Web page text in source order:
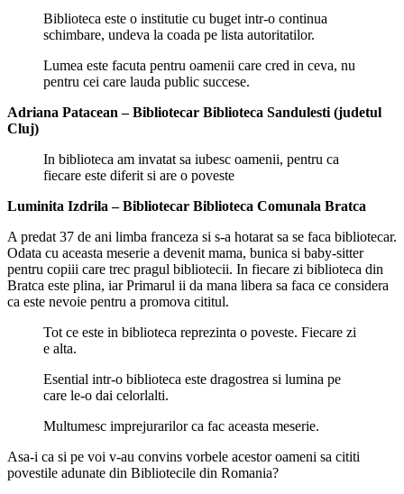
Biblioteca este o institutie cu buget intr-o continua
schimbare, undeva la coada pe lista autoritatilor.
Lumea este facuta pentru oamenii care cred in ceva, nu
pentru cei care lauda public succese.
Adriana Patacean – Bibliotecar Biblioteca Sandulesti (judetul
Cluj)
In biblioteca am invatat sa iubesc oamenii, pentru ca
fiecare este diferit si are o poveste
Luminita Izdrila – Bibliotecar Biblioteca Comunala Bratca
A predat 37 de ani limba franceza si s-a hotarat sa se faca bibliotecar.
Odata cu aceasta meserie a devenit mama, bunica si baby-sitter
pentru copiii care trec pragul bibliotecii. In fiecare zi biblioteca din
Bratca este plina, iar Primarul ii da mana libera sa faca ce considera
ca este nevoie pentru a promova cititul.
Tot ce este in biblioteca reprezinta o poveste. Fiecare zi
e alta.
Esential intr-o biblioteca este dragostrea si lumina pe
care le-o dai celorlalti.
Multumesc imprejurarilor ca fac aceasta meserie.
Asa-i ca si pe voi v-au convins vorbele acestor oameni sa cititi
povestile adunate din Bibliotecile din Romania?